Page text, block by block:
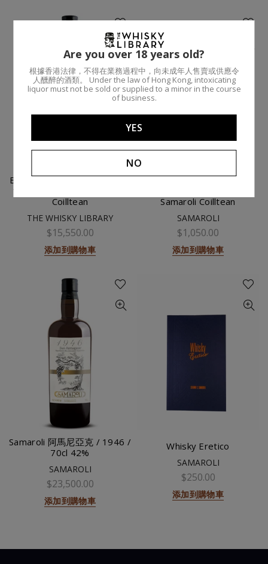
Bowmore (Sherry) 24 Year /
1997 / 70cl 44% / Samaroli
Coilltean
THE WHISKY LIBRARY
$15,550.00
添加到購物車
Samaroli Orange (2nd
Samaroli Coilltean
SAMAROLI
$1,050.00
添加到購物車
Samaroli 阿馬尼亞克 / 1946 /
70cl 42%
SAMAROLI
$23,500.00
添加到購物車
Whisky Eretico
SAMAROLI
$250.00
添加到購物車
Are you over 18 years old?
根據香港法律，不得在業務過程中，向未成年人售賣或供應令
人醺醉的酒類。 Under the law of Hong Kong, intoxicating
liquor must not be sold or supplied to a minor in the course
of business.
YES
NO